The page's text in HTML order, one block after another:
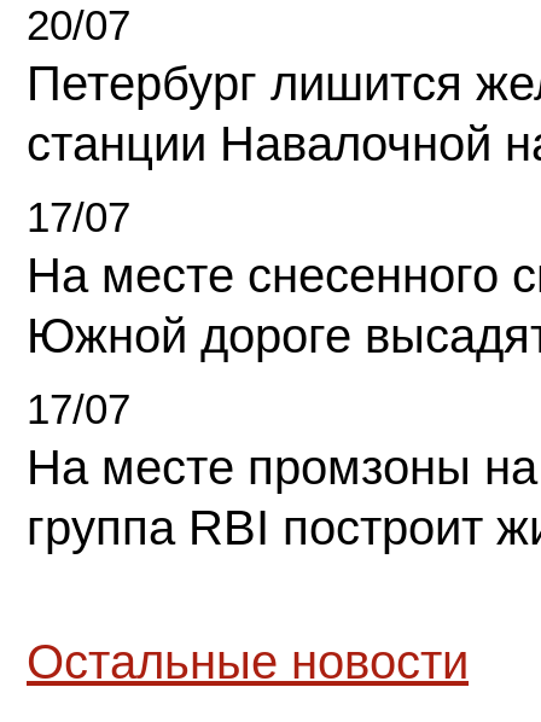
20/07
Петербург лишится
станции Навалочной
17/07
На месте снесенного
Южной дороге
17/07
На месте промзоны
группа RBI построит
Остальные новости